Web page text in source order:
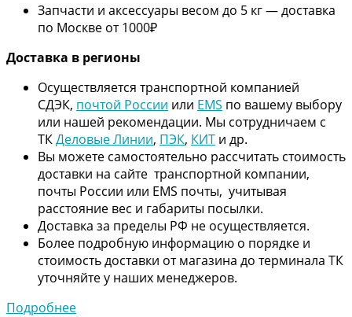
Запчасти и аксессуары весом до 5 кг — доставка
по Москве от 1000₽
Доставка в регионы
Осуществляется транспортной компанией
СДЭК, почтой России или EMS по вашему выбору
или нашей рекомендации. Мы сотрудничаем с
ТКДеловые Линии, ПЭК, КИТ и др.
Вы можете самостоятельно рассчитать стоимость
доставки на сайте транспортной компании,
почты России или EMS почты, учитывая
расстояние вес и габариты посылки.
Доставка за пределы РФ не осуществляется.
Более подробную информацию о порядке и
стоимость доставки от магазина до терминала ТК
уточняйте у наших менеджеров.
Подробнее